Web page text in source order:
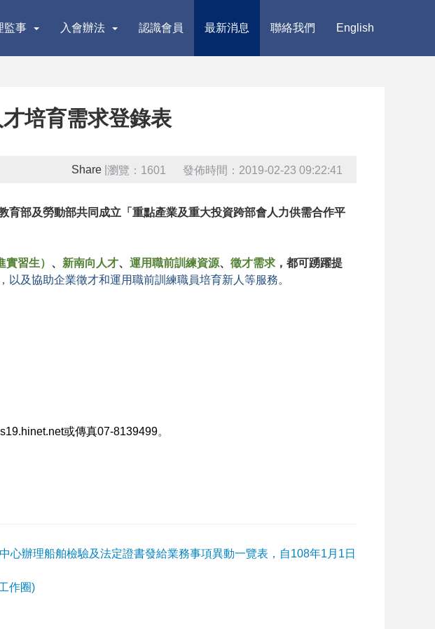
監事 入會辦法 認識會員 最新消息 聯絡我們 English
培育需求登錄表
瀏覽：1601 發佈時間：2019-02-23 09:22:41
Share
教育部及勞動部共同成立「重點產業及重大投資跨部會人力供需合作平
習生） 、 新南向人才、 運用職前訓練資源、 徵才需求 ，都可踴躍提
及協助企業徵才和運用職前訓練職員培育新人等服務。
或傳真07-8139499。
辦理船舶檢驗及法定證書發給業務事項異動一覽表，自108年1月1日
作圈)